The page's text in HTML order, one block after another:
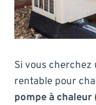
Si vous
rentable pour
pompe à chaleur